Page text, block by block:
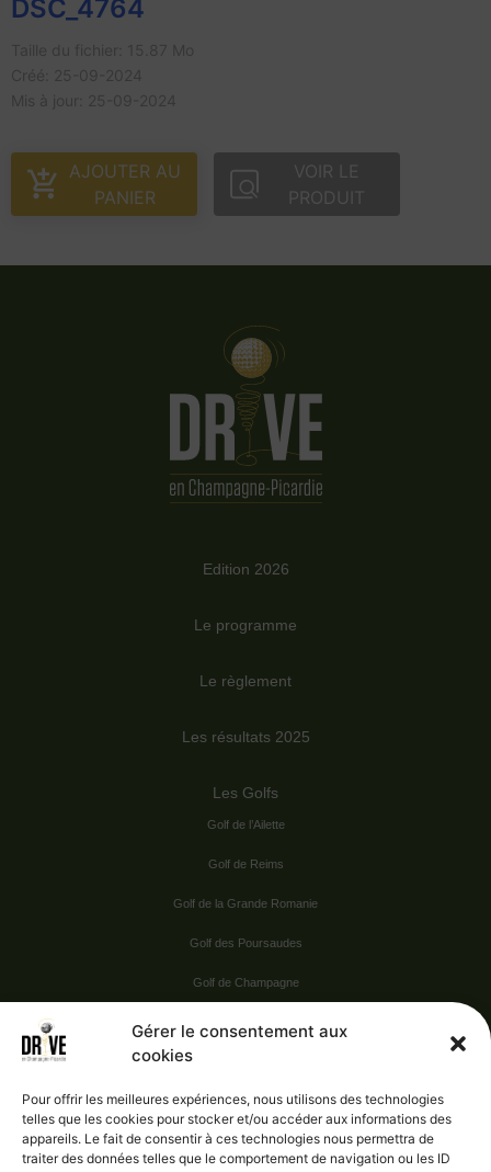
Gérer le consentement aux
cookies
Pour offrir les meilleures expériences, nous utilisons des technologies
telles que les cookies pour stocker et/ou accéder aux informations des
appareils. Le fait de consentir à ces technologies nous permettra de
traiter des données telles que le comportement de navigation ou les ID
DSC_4764
AJOUTER AU
PANIER
VOIR LE
PRODUIT
Edition 2026
Le programme
Le règlement
Les résultats 2025
Les Golfs
Golf de l’Ailette
Golf de Reims
Golf de la Grande Romanie
Golf des Poursaudes
Golf de Champagne
Vie pratique